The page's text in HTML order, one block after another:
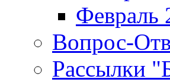
Февраль
Вопрос-
Рассылки